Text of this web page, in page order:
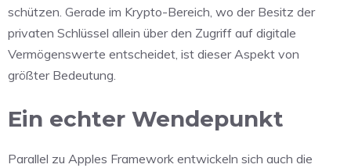
schützen. Gerade im Krypto-Bereich, wo der Besitz der
privaten Schlüssel allein über den Zugriff auf digitale
Vermögenswerte entscheidet, ist dieser Aspekt von
größter Bedeutung.
Ein echter Wendepunkt
Parallel zu Apples Framework entwickeln sich auch die